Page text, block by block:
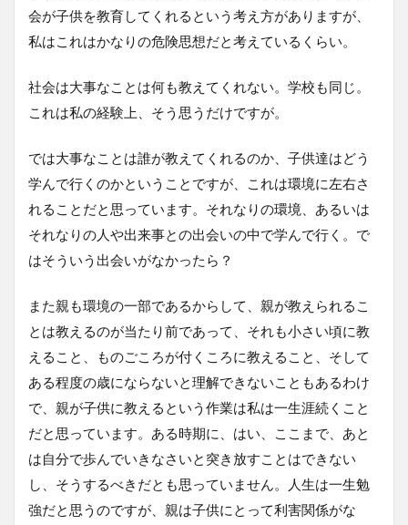
会が子供を教育してくれるという考え方がありますが、
私はこれはかなりの危険思想だと考えているくらい。
社会は大事なことは何も教えてくれない。学校も同じ。
これは私の経験上、そう思うだけですが。
では大事なことは誰が教えてくれるのか、子供達はどう
学んで行くのかということですが、これは環境に左右さ
れることだと思っています。それなりの環境、あるいは
それなりの人や出来事との出会いの中で学んで行く。で
はそういう出会いがなかったら？
また親も環境の一部であるからして、親が教えられるこ
とは教えるのが当たり前であって、それも小さい頃に教
えること、ものごころが付くころに教えること、そして
ある程度の歳にならないと理解できないこともあるわけ
で、親が子供に教えるという作業は私は一生涯続くこと
だと思っています。ある時期に、はい、ここまで、あと
は自分で歩んでいきなさいと突き放すことはできない
し、そうするべきだとも思っていません。人生は一生勉
強だと思うのですが、親は子供にとって利害関係がな